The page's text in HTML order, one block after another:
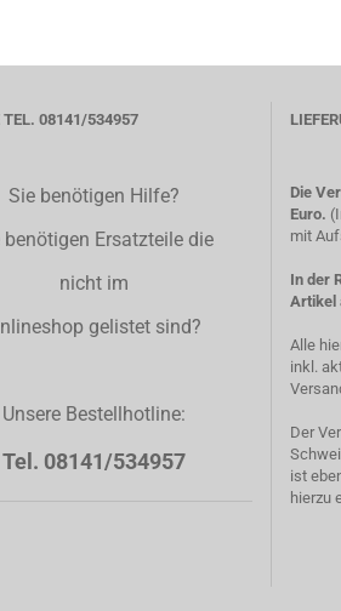
TEL. 08141/534957
Sie benötigen Hilfe?
benötigen Ersatzteile die
nicht im
gelistet sind?
Unsere Bestellhotline:
Tel. 08141/534957
Die
Euro.
mit
In der
Artikel
Alle
inkl.
Der
ist
hierzu